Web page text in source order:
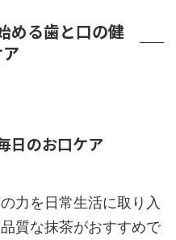
める歯と口の健
日のお口ケア
力を日常生活に取り入
質な抹茶がおすすめで